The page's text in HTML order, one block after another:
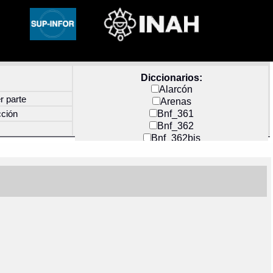
Diccionarios:
Alarcón
Arenas
Bnf_361
Bnf_362
Bnf_362bis
Docs_México
parte